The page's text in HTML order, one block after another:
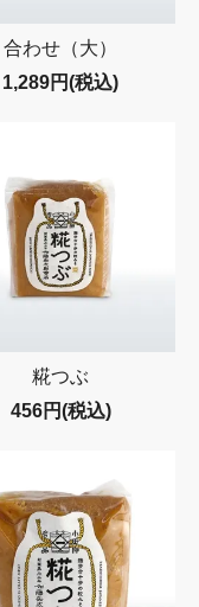
合わせ（大）
1,289円(税込)
糀つぶ
456円(税込)